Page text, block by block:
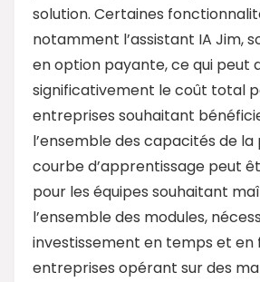
solution. Certaines
notamment l’assistant IA Jim,
en option payante, ce qui peut
significativement le coût total
entreprises souhaitant
l’ensemble des capacités de
courbe d’apprentissage peut
pour les équipes souhaitant
l’ensemble des modules,
investissement en temps et en
entreprises opérant sur des